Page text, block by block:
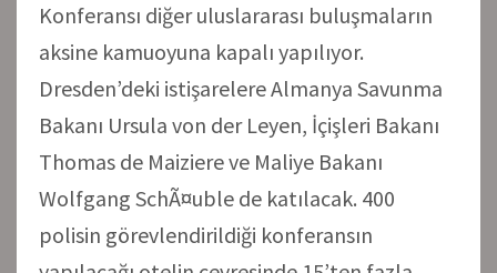
Konferansı diğer uluslararası buluşmaların
aksine kamuoyuna kapalı yapılıyor.
Dresden’deki istişarelere Almanya Savunma
Bakanı Ursula von der Leyen, İçişleri Bakanı
Thomas de Maiziere ve Maliye Bakanı
Wolfgang SchÃ¤uble de katılacak. 400
polisin görevlendirildiği konferansın